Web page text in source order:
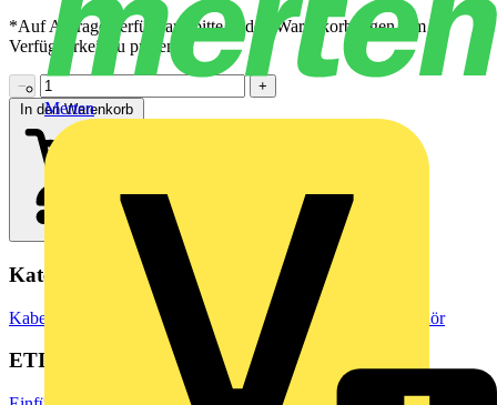
Merten
*Auf Anfrage verfügbar - bitte in den Warenkorb legen, um
Verfügbarkeit zu prüfen
−
+
In den Warenkorb
Kategorien
Kabelführungssysteme Kabelpritsche Kabelpritschen-Zubehör
ETIM Group